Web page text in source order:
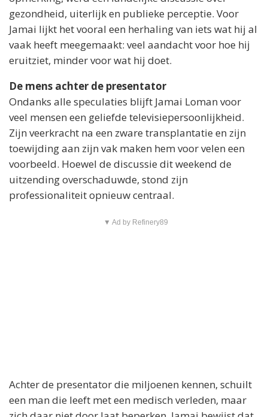
gezondheid, uiterlijk en publieke perceptie. Voor
Jamai lijkt het vooral een herhaling van iets wat hij al
vaak heeft meegemaakt: veel aandacht voor hoe hij
eruitziet, minder voor wat hij doet.
De mens achter de presentator
Ondanks alle speculaties blijft Jamai Loman voor
veel mensen een geliefde televisiepersoonlijkheid.
Zijn veerkracht na een zware transplantatie en zijn
toewijding aan zijn vak maken hem voor velen een
voorbeeld. Hoewel de discussie dit weekend de
uitzending overschaduwde, stond zijn
professionaliteit opnieuw centraal.
▼ Ad by Refinery89
Achter de presentator die miljoenen kennen, schuilt
een man die leeft met een medisch verleden, maar